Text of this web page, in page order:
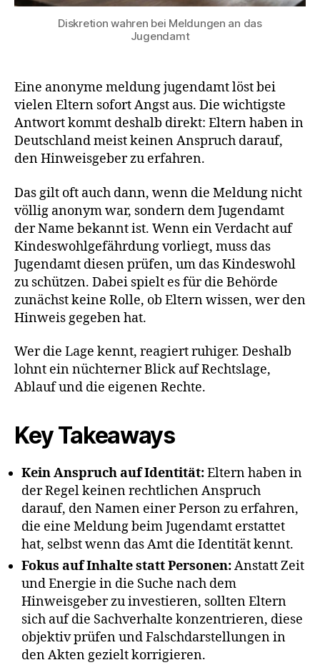
Diskretion wahren bei Meldungen an das
Jugendamt
Eine anonyme meldung jugendamt löst bei
vielen Eltern sofort Angst aus. Die wichtigste
Antwort kommt deshalb direkt: Eltern haben in
Deutschland meist keinen Anspruch darauf,
den Hinweisgeber zu erfahren.
Das gilt oft auch dann, wenn die Meldung nicht
völlig anonym war, sondern dem Jugendamt
der Name bekannt ist. Wenn ein Verdacht auf
Kindeswohlgefährdung vorliegt, muss das
Jugendamt diesen prüfen, um das Kindeswohl
zu schützen. Dabei spielt es für die Behörde
zunächst keine Rolle, ob Eltern wissen, wer den
Hinweis gegeben hat.
Wer die Lage kennt, reagiert ruhiger. Deshalb
lohnt ein nüchterner Blick auf Rechtslage,
Ablauf und die eigenen Rechte.
Key Takeaways
Kein Anspruch auf Identität:Eltern haben in
der Regel keinen rechtlichen Anspruch
darauf, den Namen einer Person zu erfahren,
die eine Meldung beim Jugendamt erstattet
hat, selbst wenn das Amt die Identität kennt.
Fokus auf Inhalte statt Personen:Anstatt Zeit
und Energie in die Suche nach dem
Hinweisgeber zu investieren, sollten Eltern
sich auf die Sachverhalte konzentrieren, diese
objektiv prüfen und Falschdarstellungen in
den Akten gezielt korrigieren.